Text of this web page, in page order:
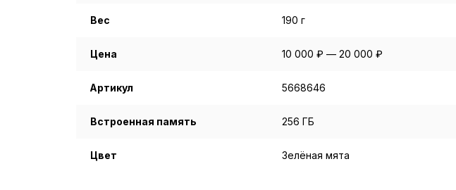
Вес 190 г
Цена 10 000 ₽ — 20 000 ₽
Артикул 5668646
Встроенная память 256 ГБ
Цвет Зелёная мята